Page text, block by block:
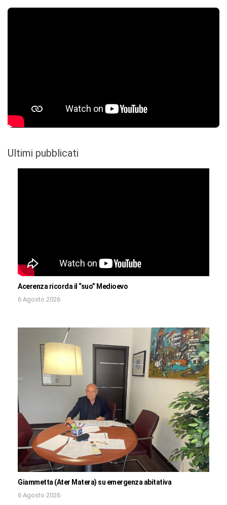
Ultimi pubblicati
Acerenza ricorda il “suo” Medioevo
6 Agosto 2026
Giammetta (Ater Matera) su emergenza abitativa
6 Agosto 2026